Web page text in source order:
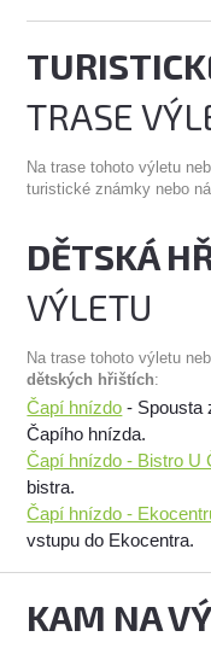
TRASE
Na trase tohoto výletu
turistické známky nebo
DĚTSKÁ
VÝLETU
Na trase tohoto výletu
dětských hřištích:
Čapí hnízdo - Spousta
Čapího hnízda.
Čapí hnízdo - Bistro U
bistra.
Čapí hnízdo -
vstupu do Ekocentra.
KAM NA